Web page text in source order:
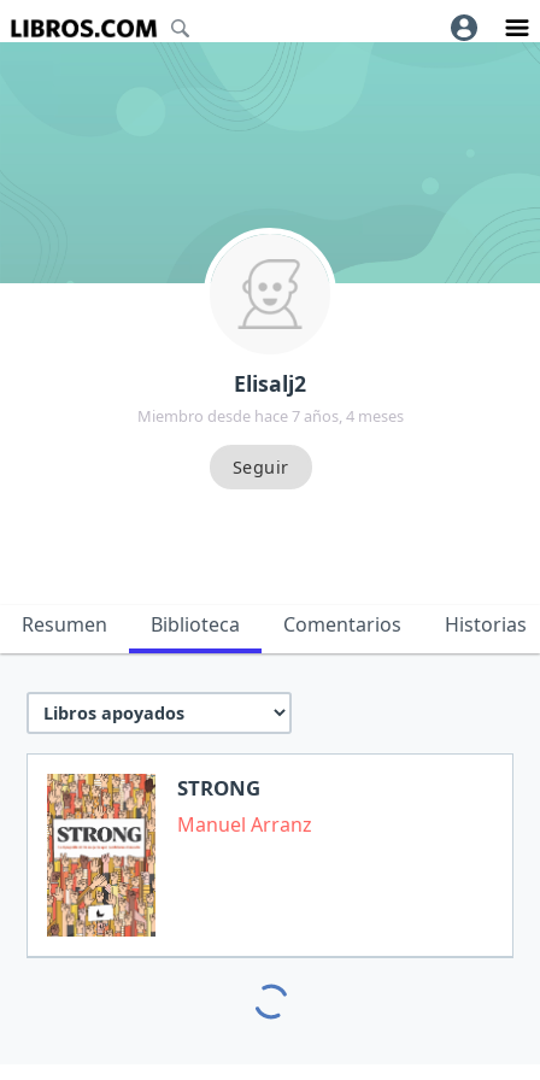
Elisalj2
Miembro desde hace 7 años, 4 meses
Resumen Biblioteca Comentarios Historias
STRONG
Manuel Arranz